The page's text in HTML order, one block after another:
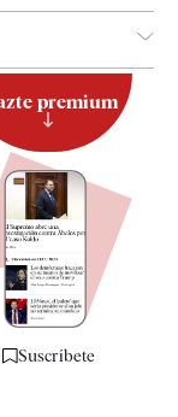
premium
Suscríbete